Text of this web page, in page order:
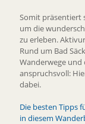
Somit präsentiert
um die
zu erleben.
Rund um Bad
Wanderwege
anspruchsvoll:
dabei.
Die besten Tipps
in diesem